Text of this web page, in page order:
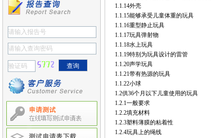
1.1.14外壳
1.1.15能够承受儿童体重的玩具
1.1.16重型静止玩具
1.1.17玩具弹射物
1.1.18水上玩具
1.1.19特别为玩具设计的雷管
1.1.20声学玩具
1.1.21带有热源的玩具
1.1.22小球
1.2供36个月以下儿童使用的玩具
1.2.1一般要求
1.2.2填充材料
1.2.3塑料薄膜的粘着性
1.2.4玩具上的绳线